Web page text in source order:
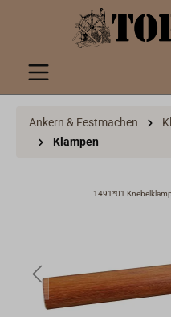
springen
Ankern & Festmachen
Klampen
1491*01